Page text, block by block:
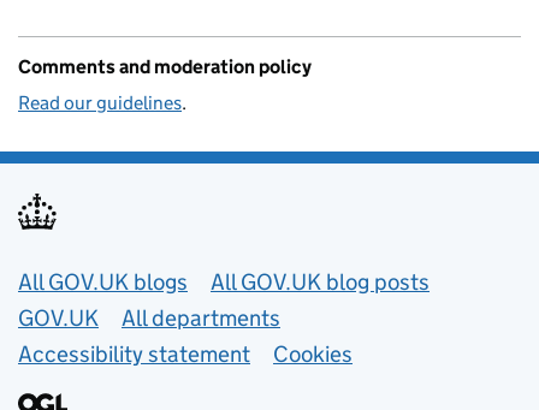
Comments and moderation policy
Read our guidelines.
Useful links
All GOV.UK blogs
All GOV.UK blog posts
GOV.UK
All departments
Accessibility statement
Cookies